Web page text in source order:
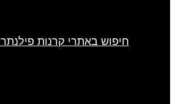
חיפוש באתרי קרנות